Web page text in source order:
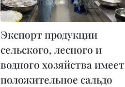
Экспорт продукции
сельского, лесного и
водного хозяйства имеет
положительное сальдо